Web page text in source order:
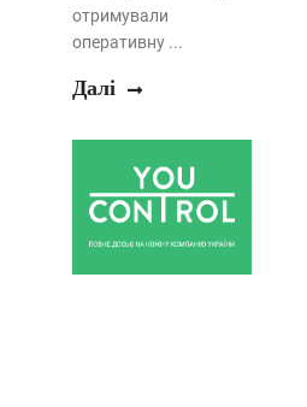
отримували
оперативну ...
Далі